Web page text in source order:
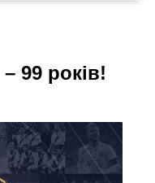
99 років!